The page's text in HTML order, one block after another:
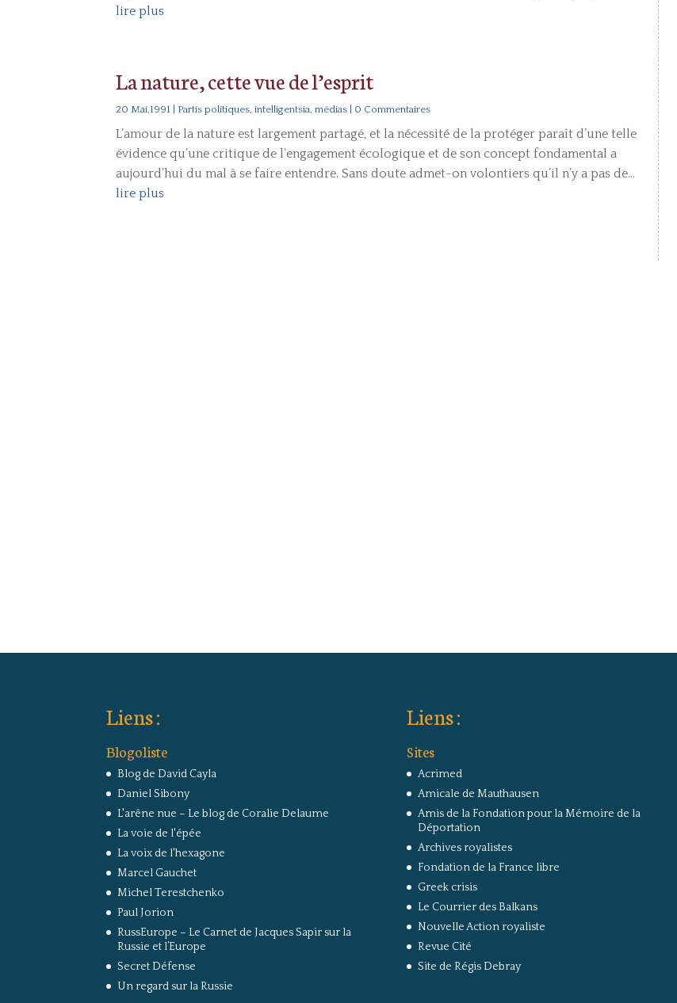
lire plus
La nature, cette vue de l’esprit
20 Mai,1991 Partis politiques, intelligentsia, médias | 0 Commentaires
L’amour de la nature est largement partagé, et la nécessité de la protéger paraît d’une telle
évidence qu’une critique de l’engagement écologique et de son concept fondamental a
aujourd’hui du mal à se faire entendre. Sans doute admet-on volontiers qu’il n’y a pas de...
lire plus
Liens :
Blogoliste
Blog de David Cayla
Daniel Sibony
L'arêne nue – Le blog de Coralie Delaume
La voie de l'épée
La voix de l'hexagone
Marcel Gauchet
Michel Terestchenko
Paul Jorion
RussEurope – Le Carnet de Jacques Sapir sur la
Russie et l’Europe
Secret Défense
Un regard sur la Russie
Liens :
Sites
Acrimed
Amicale de Mauthausen
Amis de la Fondation pour la Mémoire de la
Déportation
Archives royalistes
Fondation de la France libre
Greek crisis
Le Courrier des Balkans
Nouvelle Action royaliste
Revue Cité
Site de Régis Debray